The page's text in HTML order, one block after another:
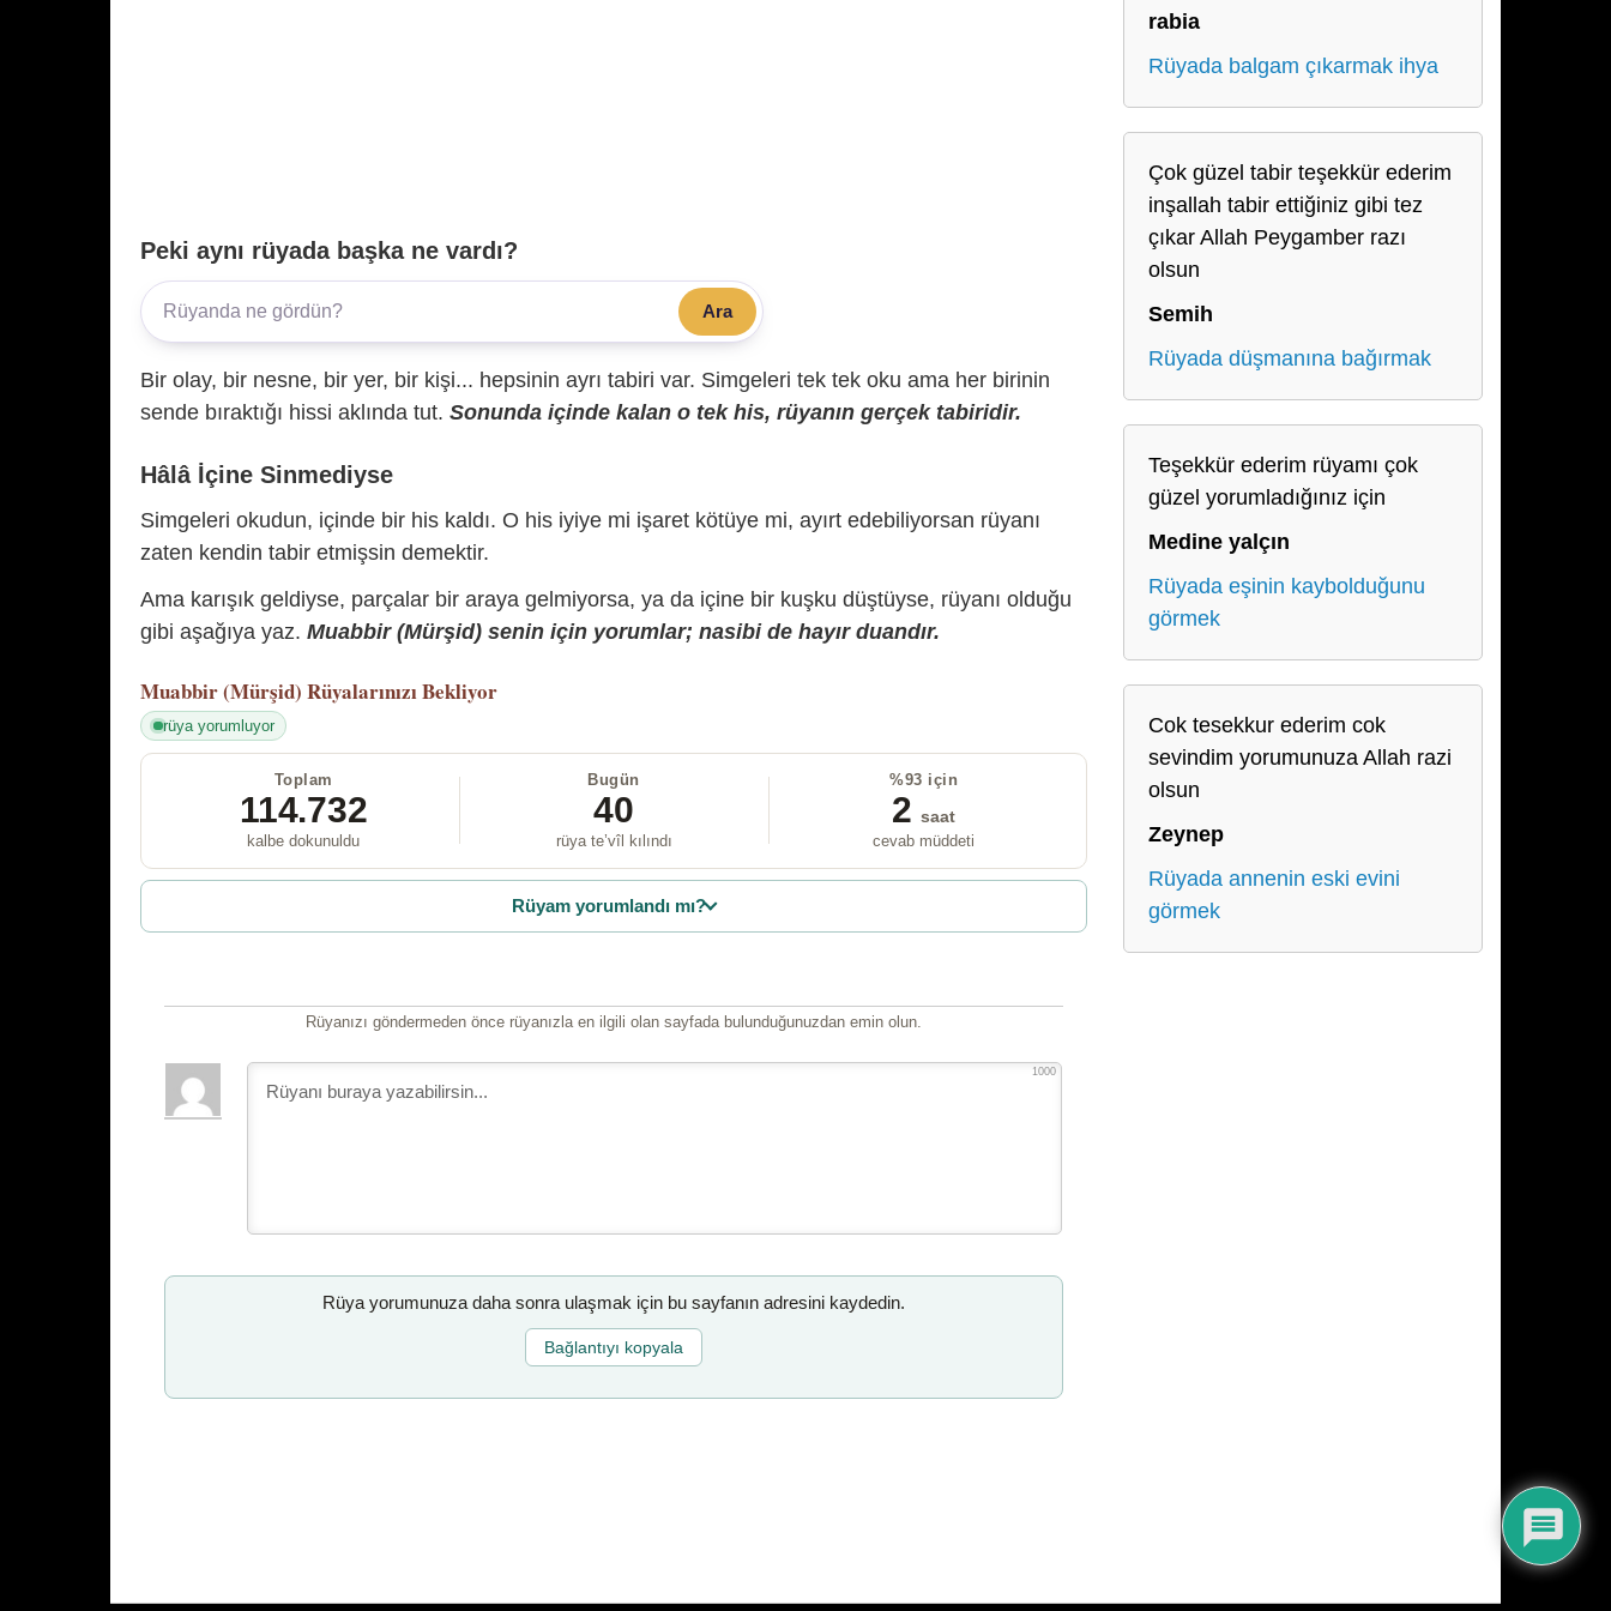
Peki aynı rüyada başka ne vardı?
Ara
Bir olay, bir nesne, bir yer, bir kişi... hepsinin ayrı tabiri var. Simgeleri tek tek oku ama her birinin
sende bıraktığı hissi aklında tut. Sonunda içinde kalan o tek his, rüyanın gerçek tabiridir.
Hâlâ İçine Sinmediyse
Simgeleri okudun, içinde bir his kaldı. O his iyiye mi işaret kötüye mi, ayırt edebiliyorsan rüyanı
zaten kendin tabir etmişsin demektir.
Ama karışık geldiyse, parçalar bir araya gelmiyorsa, ya da içine bir kuşku düştüyse, rüyanı olduğu
gibi aşağıya yaz. Muabbir (Mürşid) senin için yorumlar; nasibi de hayır duandır.
Muabbir (Mürşid) Rüyalarınızı Bekliyor
rüya yorumluyor
Toplam
114.732
kalbe dokunuldu
Bugün
40
rüya te’vîl kılındı
%93 için
2 saat
cevab müddeti
Rüyam yorumlandı mı?
Rüyanızı göndermeden önce rüyanızla en ilgili olan sayfada bulunduğunuzdan emin olun.
1000
Rüya yorumunuza daha sonra ulaşmak için bu sayfanın adresini kaydedin.
Bağlantıyı kopyala
rabia
Rüyada balgam çıkarmak ihya
Çok güzel tabir teşekkür ederim
inşallah tabir ettiğiniz gibi tez
çıkar Allah Peygamber razı
olsun
Semih
Rüyada düşmanına bağırmak
Teşekkür ederim rüyamı çok
güzel yorumladığınız için
Medine yalçın
Rüyada eşinin kaybolduğunu
görmek
Cok tesekkur ederim cok
sevindim yorumunuza Allah razi
olsun
Zeynep
Rüyada annenin eski evini
görmek